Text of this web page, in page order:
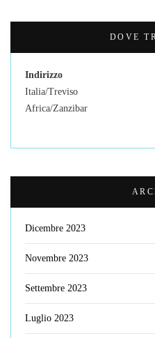
DOVE
Indirizzo
Italia/Treviso
Africa/Zanzibar
Dicembre 2023
Novembre 2023
Settembre 2023
Luglio 2023